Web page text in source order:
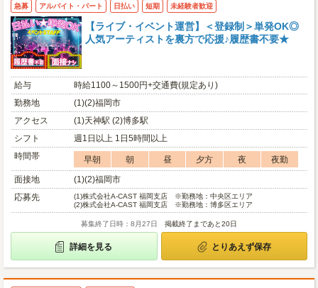
急募 アルバイト・パート 日払い 短期 未経験者歓迎
【ライブ・イベント運営】＜登録制＞単発OK◎
人気アーティストを裏方で応援♪履歴書不要★
給与
時給1100～1500円+交通費(規定あり)
勤務地
(1)(2)福岡市
アクセス
(1)天神駅 (2)博多駅
シフト
週1日以上 1日5時間以上
時間帯
早朝 朝 昼 夕方 夜
夜勤
面接地
(1)(2)福岡市
応募先
(1)株式会社A-CAST 福岡支店 ※勤務地：中央区エリア
(2)株式会社A-CAST 福岡支店 ※勤務地：博多区エリア
募集終了日時：8月27日 掲載終了まであと20日
詳細を見る とりあえず保存